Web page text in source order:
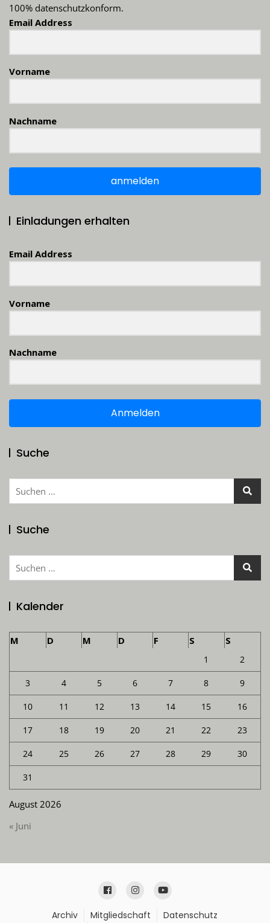
100% datenschutzkonform.
Email Address
Vorname
Nachname
anmelden
Einladungen erhalten
Email Address
Vorname
Nachname
Anmelden
Suche
Suchen
Suche
Suchen
Kalender
August 2026
M D M D F S S
1 2
3 4 5 6 7 8 9
10 11 12 13 14 15 16
17 18 19 20 21 22 23
24 25 26 27 28 29 30
31
« Juni
Archiv Mitgliedschaft
Datenschutz